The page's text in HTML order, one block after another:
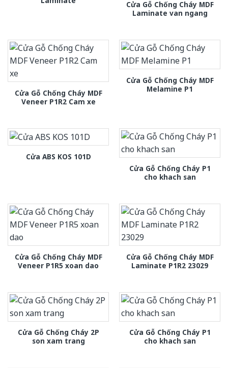
Cửa Gỗ Chống Cháy MDF
Laminate van ngang
Cửa Gỗ Chống Cháy MDF
Veneer P1R2 Cam xe
Cửa Gỗ Chống Cháy MDF
Melamine P1
Cửa ABS KOS 101D
Cửa Gỗ Chống Cháy P1
cho khach san
Cửa Gỗ Chống Cháy MDF
Veneer P1R5 xoan dao
Cửa Gỗ Chống Cháy MDF
Laminate P1R2 23029
Cửa Gỗ Chống Cháy 2P
son xam trang
Cửa Gỗ Chống Cháy P1
cho khach san